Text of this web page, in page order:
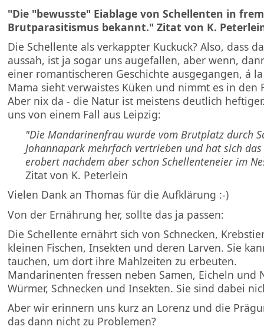
"Die "bewusste" Eiablage von Schellenten in
Brutparasitismus bekannt." Zitat von K.
Die Schellente als verkappter Kuckuck? Also, dass
aussah, ist ja sogar uns augefallen, aber wenn,
einer romantischeren Geschichte ausgegangen, á
Mama sieht verwaistes Küken und nimmt es in den
Aber nix da - die Natur ist meistens deutlich
uns von einem Fall aus Leipzig:
"Die Mandarinenfrau wurde vom Brutplatz durch
Johannapark mehrfach vertrieben und hat sich
erobert nachdem aber schon Schellenteneier im
Zitat von K. Peterlein
Vielen Dank an Thomas für die Aufklärung :-)
Von der Ernährung her, sollte das ja passen:
Die Schellente ernährt sich von Schnecken,
kleinen Fischen, Insekten und deren Larven. Sie
tauchen, um dort ihre Mahlzeiten zu erbeuten.
Mandarinenten fressen neben Samen, Eicheln und
Würmer, Schnecken und Insekten. Sie sind dabei
Aber wir erinnern uns kurz an Lorenz und die
das dann nicht zu Problemen?